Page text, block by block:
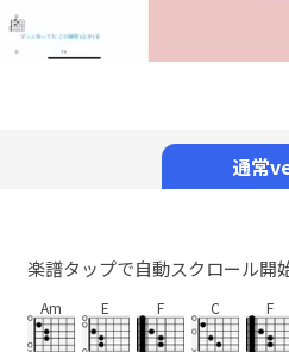
通常
楽譜タップで自動スクロール開
Am E F C F